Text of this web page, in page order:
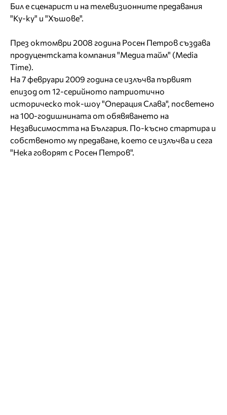
Бил е сценарист и на телевизионните предавания
"Ку-ку" и "Хъшове".
През октомври 2008 година Росен Петров създава
продуцентската компания "Медиа тайм" (Media
Time).
На 7 февруари 2009 година се излъчва първият
епизод от 12-серийното патриотично
историческо ток-шоу "Операция Слава", посветено
на 100-годишнината от обявяването на
Независимостта на България. По-късно стартира и
собственото му предаване, което се излъчва и сега
"Нека говорят с Росен Петров".